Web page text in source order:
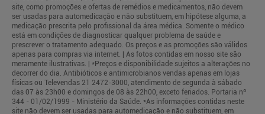
site, como promoções e ofertas de remédios e medicamentos, não devem
ser usadas para automedicação e não substituem, em hipótese alguma, a
medicação prescrita pelo profissional da área médica. Somente o médico
está em condições de diagnosticar qualquer problema de saúde e
prescrever o tratamento adequado. Os preços e as promoções são válidos
apenas para compras via internet. | As fotos contidas em nosso site são
meramente ilustrativas. | *Preços e disponibilidade sujeitos a alterações no
decorrer do dia. Antibióticos e antimicrobianos vendas apenas em lojas
físicas ou Televendas 21 2472-3000, atendimento de segunda à sábado
das 07 às 23h00 e domingos de 08 às 22h00, exceto feriados. Portaria nº
344 - 01/02/1999 - Ministério da Saúde. *As informações contidas neste
site não devem ser usadas para automedicação e não substituem, em